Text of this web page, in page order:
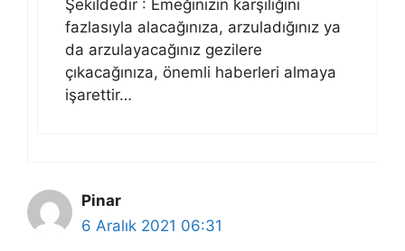
Şekildedir : Emeğinizin karşılığını
fazlasıyla alacağınıza, arzuladığınız ya
da arzulayacağınız gezilere
çıkacağınıza, önemli haberleri almaya
işarettir…
Pinar
6 Aralık 2021 06:31